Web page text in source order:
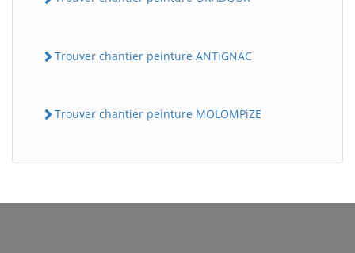
Trouver chantier peinture ANTiGNAC
Trouver chantier peinture MOLOMPiZE
BatiWebPro